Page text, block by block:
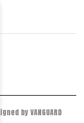
by VANGUARD